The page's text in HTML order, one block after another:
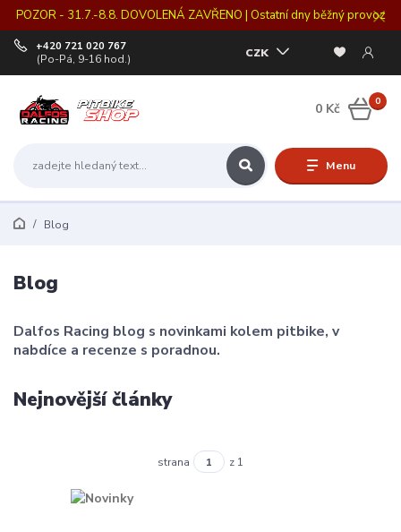
POZOR - 31.7.-8.8. DOVOLENÁ ZAVŘENO | Ostatní dny běžný provoz
Menu
CZK
+420 721 020 767
(Po-Pá, 9-16 hod.)
0
0 Kč
Blog
Blog
Dalfos Racing blog s novinkami kolem pitbike, v
nabdíce a recenze s poradnou.
Nejnovější články
strana z 1